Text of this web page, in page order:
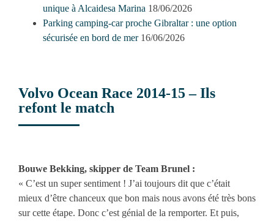
Volvo Ocean Race 2014-15 – Ils
refont le match
Larger
Image
Bouwe Bekking, skipper de Team Brunel :
« C’est un super sentiment ! J’ai toujours dit que c’était
mieux d’être chanceux que bon mais nous avons été très bons
sur cette étape. Donc c’est génial de la remporter. Et puis,
unique à Alcaidesa Marina 18/06/2026
Parking camping-car proche Gibraltar : une option
sécurisée en bord de mer 16/06/2026